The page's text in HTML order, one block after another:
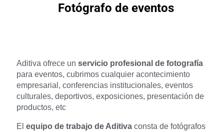
Fotógrafo de eventos
Aditiva ofrece un servicio profesional de fotografía
para eventos, cubrimos cualquier acontecimiento
empresarial, conferencias institucionales, eventos
culturales, deportivos, exposiciones, presentación de
productos, etc
El equipo de trabajo de Aditiva consta de fotógrafos